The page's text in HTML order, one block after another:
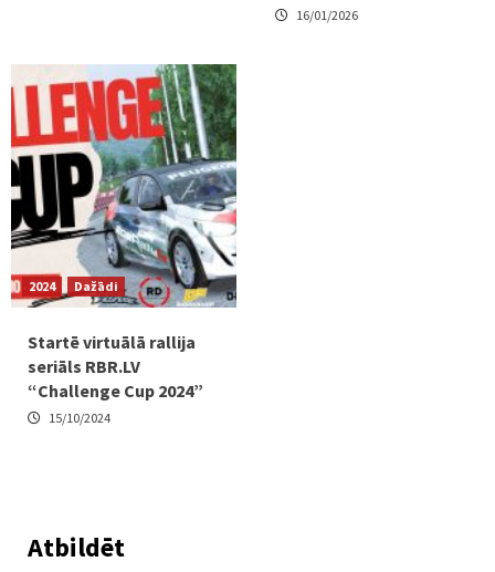
16/01/2026
2024 Dažādi
Startē virtuālā rallija
seriāls RBR.LV
“Challenge Cup 2024”
15/10/2024
Atbildēt